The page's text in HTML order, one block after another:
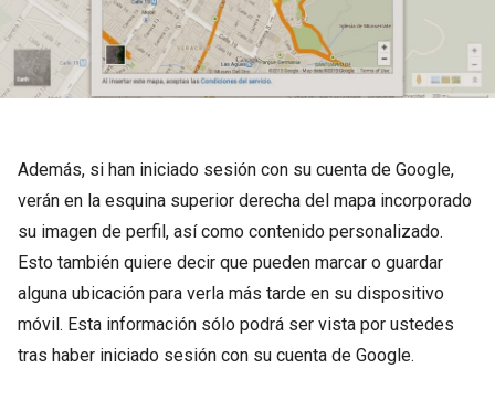
Además, si han iniciado sesión con su cuenta de Google,
verán en la esquina superior derecha del mapa incorporado
su imagen de perfil, así como contenido personalizado.
Esto también quiere decir que pueden marcar o guardar
alguna ubicación para verla más tarde en su dispositivo
móvil. Esta información sólo podrá ser vista por ustedes
tras haber iniciado sesión con su cuenta de Google.